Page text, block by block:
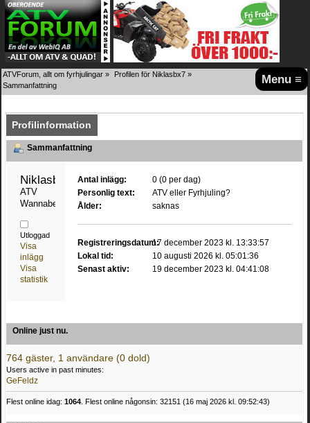
Menu ≡
ATVForum, allt om fyrhjulingar » Profilen för Niklasbx7 »
Sammanfattning
Profilinformation
Sammanfattning
ATV
Wannabe
Utloggad
Visa
inlägg
Visa
statistik
Antal inlägg:
0 (0 per dag)
Personlig text:
ATV eller Fyrhjuling?
Ålder:
saknas
Registreringsdatum:17 december 2023 kl. 13:33:57
Lokal tid:
10 augusti 2026 kl. 05:01:36
Senast aktiv:
19 december 2023 kl. 04:41:08
Online just nu.
764 gäster, 1 användare (0 dold)
Users active in past minutes:
GeFeldz
Flest online idag: 1064 . Flest online någonsin: 32151 (16 maj 2026 kl. 09:52:43)